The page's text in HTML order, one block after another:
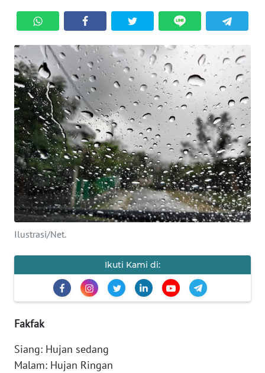
Ilustrasi/Net.
Ikuti Kami di:
Fakfak
Siang: Hujan sedang
Malam: Hujan Ringan
SERBA-
SERBI
OPINI
Informasi
INDEKS
BERITA
KONTAK
KAMI
INFO
IKLAN
PEDOMAN
MEDIA
SIBER
REDAKSI